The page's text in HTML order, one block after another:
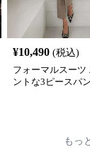
¥10,490 (税込)
フォーマルスーツ
ントな3ピースパ
もっ